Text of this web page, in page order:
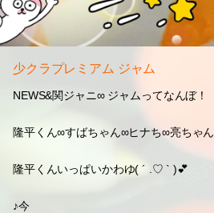
少クラプレミアム ジャム
NEWS&関ジャニ∞ ジャムってなんぼ！
隆平くん∞すばちゃん∞ヒナち∞亮ちゃん
隆平くんいっぱいかわゆ( ´ .♡ ` )💕
♪今